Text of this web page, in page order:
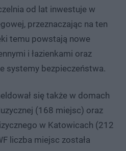
od lat inwestuje w
przeznaczając na ten
temu powstają nowe
i łazienkami oraz
systemy bezpieczeństwa.
się także w domach
(168 miejsc) oraz
w Katowicach (212
liczba miejsc została